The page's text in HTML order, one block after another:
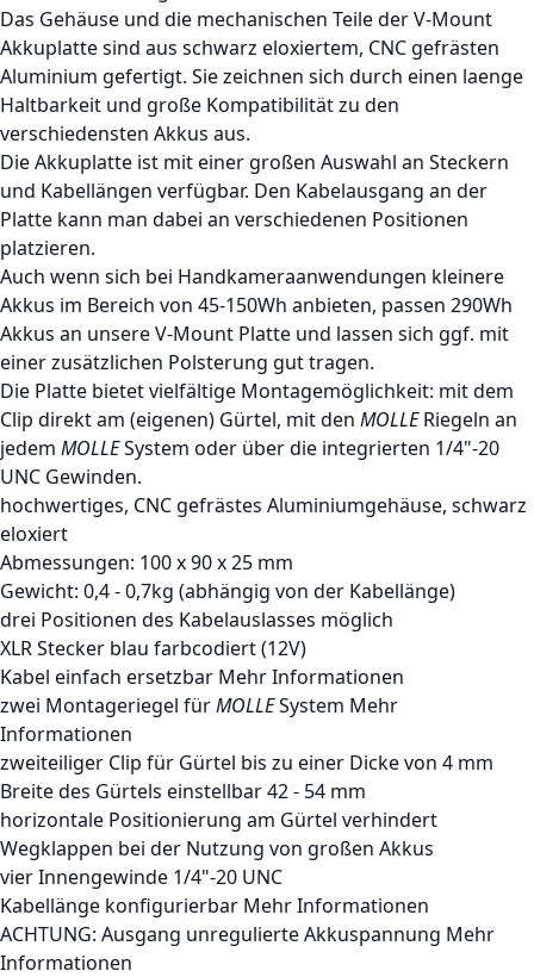
Das Gehäuse und die mechanischen Teile der V-Mount
Akkuplatte sind aus schwarz eloxiertem, CNC gefrästen
Aluminium gefertigt. Sie zeichnen sich durch einen laenge
Haltbarkeit und große Kompatibilität zu den
verschiedensten Akkus aus.
Die Akkuplatte ist mit einer großen Auswahl an Steckern
und Kabellängen verfügbar. Den Kabelausgang an der
Platte kann man dabei an verschiedenen Positionen
platzieren.
Auch wenn sich bei Handkameraanwendungen kleinere
Akkus im Bereich von 45-150Wh anbieten, passen 290Wh
Akkus an unsere V-Mount Platte und lassen sich ggf. mit
einer zusätzlichen Polsterung gut tragen.
Die Platte bietet vielfältige Montagemöglichkeit: mit dem
Clip direkt am (eigenen) Gürtel, mit den MOLLERiegeln an
jedem MOLLESystem oder über die integrierten 1/4"-20
UNC Gewinden.
hochwertiges, CNC gefrästes Aluminiumgehäuse, schwarz
eloxiert
Abmessungen: 100 x 90 x 25 mm
Gewicht: 0,4 - 0,7kg (abhängig von der Kabellänge)
drei Positionen des Kabelauslasses möglich
XLR Stecker blau farbcodiert (12V)
Kabel einfach ersetzbar Mehr Informationen
zwei Montageriegel fürMOLLESystem Mehr
Informationen
zweiteiliger Clip für Gürtel bis zu einer Dicke von 4 mm
Breite des Gürtels einstellbar 42 - 54 mm
horizontale Positionierung am Gürtel verhindert
Wegklappen bei der Nutzung von großen Akkus
vier Innengewinde 1/4"-20 UNC
Kabellänge konfigurierbar Mehr Informationen
ACHTUNG: Ausgang unregulierte Akkuspannung Mehr
Informationen